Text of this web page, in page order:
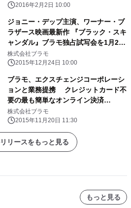
呼ばれた実在の歌姫から生まれた、愛
2016年2月2日 10:00
ジョニー・デップ主演、ワーナー・ブ
ラザース映画最新作 『ブラック・スキ
ャンダル』ブラモ独占試写会を1月26
日(火)開催！ 抽選で150組300名様を
ご招待！
株式会社ブラモ
2015年12月24日 10:00
ブラモ、エクスチェンジコーポレーシ
ョンと業務提携 クレジットカード不
要の最も簡単なオンライン決済
『Paidy』11月19日導入
株式会社ブラモ
2015年11月20日 11:30
リースをもっと見る
もっと見る